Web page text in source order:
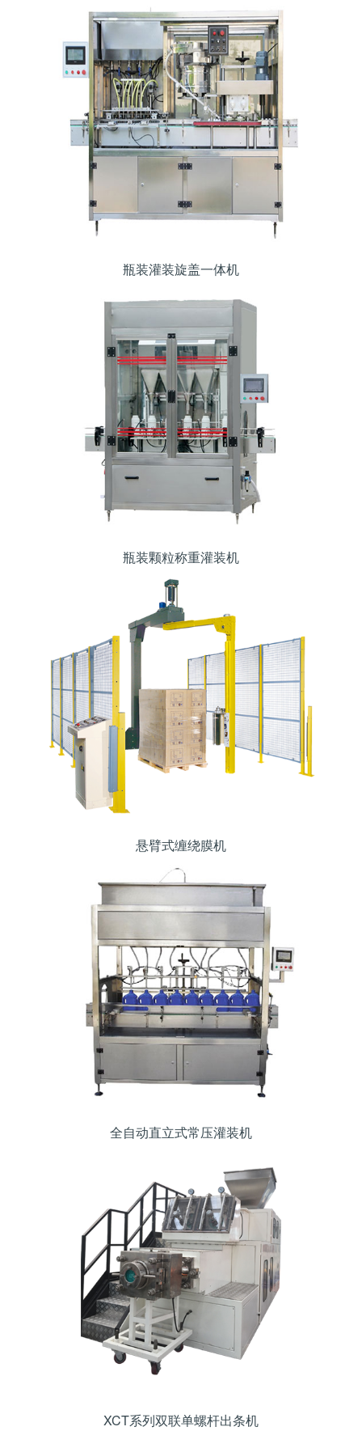
瓶装灌装旋盖一体机
瓶装颗粒称重灌装机
悬臂式缠绕膜机
全自动直立式常压灌装机
XCT系列双联单螺杆出条机